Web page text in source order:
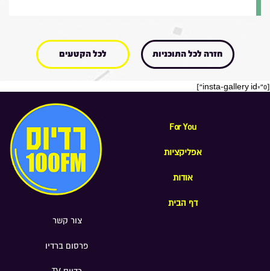
חזרה לכל התוכניות לכל הקטעים
[insta-gallery id="0"]
For You
אפליקציות
אודות
דף הבית
צור קשר
פרסום ברדיו